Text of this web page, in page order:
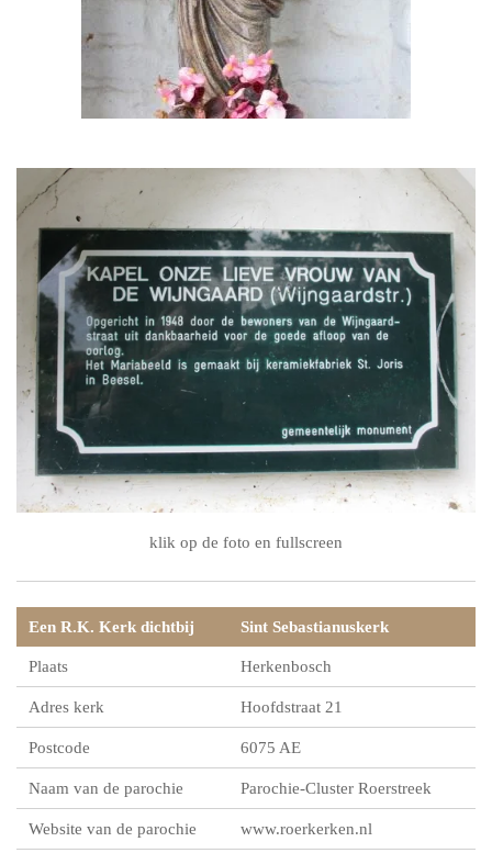
klik op de foto en fullscreen
Een R.K. Kerk dichtbij Sint Sebastianuskerk
Plaats Herkenbosch
Adres kerk Hoofdstraat 21
Postcode 6075 AE
Naam van de parochie Parochie-Cluster Roerstreek
Website van de parochie www.roerkerken.nl